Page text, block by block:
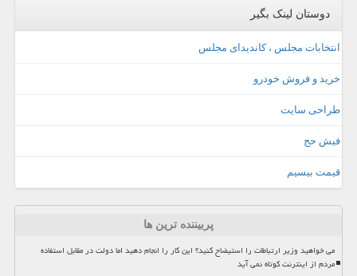
دوستان لینک بگیر
انتخابات مجلس ، کاندیدای مجلس
خرید و فروش خودرو
طراحی سایت
فیش حج
قیمت بیسیم
پربیننده ترین ها
می خواهید وزیر ارتباطات را استیضاح کنید؟ این کار را انجام دهید اما دولت در مقابل استفاده
مردم از اینترنت کوتاه نمی آید